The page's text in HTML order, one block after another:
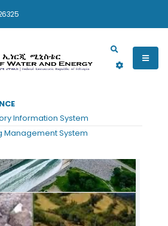
Information System
Management System